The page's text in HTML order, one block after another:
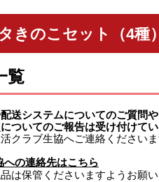
きのこセット（4種）
覧
送システムについてのご質問
ついてのご報告は受け付けて
クラブ生協へご連絡ください
の連絡先はこちら
は保管くださいますようお願